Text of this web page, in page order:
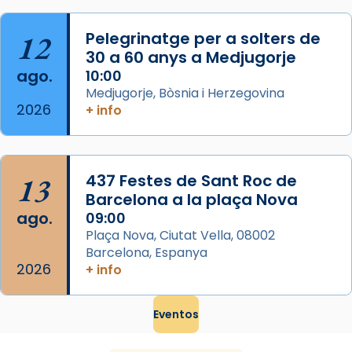
Mataró en reivindicarà les relíq
Foto
View on Facebook ·
12
ago.
2026
Pelegrinatge per a solters de
30 a 60 anys a Medjugorje
10:00
Medjugorje, Bòsnia i Herzegovina
+ info
13
ago.
2026
437 Festes de Sant Roc de
Barcelona a la plaça Nova
09:00
Plaça Nova, Ciutat Vella, 08002
Barcelona, Espanya
+ info
Eventos